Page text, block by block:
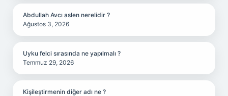
Abdullah Avcı aslen nerelidir ?
Ağustos 3, 2026
Uyku felci sırasında ne yapılmalı ?
Temmuz 29, 2026
Kişileştirmenin diğer adı ne ?